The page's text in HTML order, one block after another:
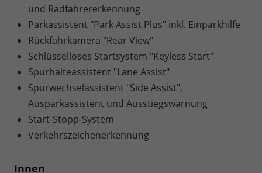
und Radfahrererkennung
Parkassistent "Park Assist Plus" inkl. Einparkhilfe
Rückfahrkamera "Rear View"
Schlüsselloses Startsystem "Keyless Start"
Spurhalteassistent "Lane Assist"
Spurwechselassistent "Side Assist",
Ausparkassistent und Ausstiegswarnung
Start-Stopp-System
Verkehrszeichenerkennung
Innen